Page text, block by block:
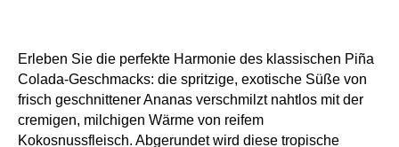
Erleben Sie die perfekte Harmonie des klassischen Piña
Colada-Geschmacks: die spritzige, exotische Süße von
frisch geschnittener Ananas verschmilzt nahtlos mit der
cremigen, milchigen Wärme von reifem
Kokosnussfleisch. Abgerundet wird diese tropische